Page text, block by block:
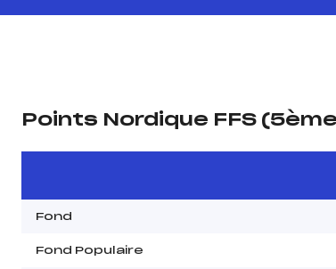
Points Nordique FFS
Fond
Fond Populaire